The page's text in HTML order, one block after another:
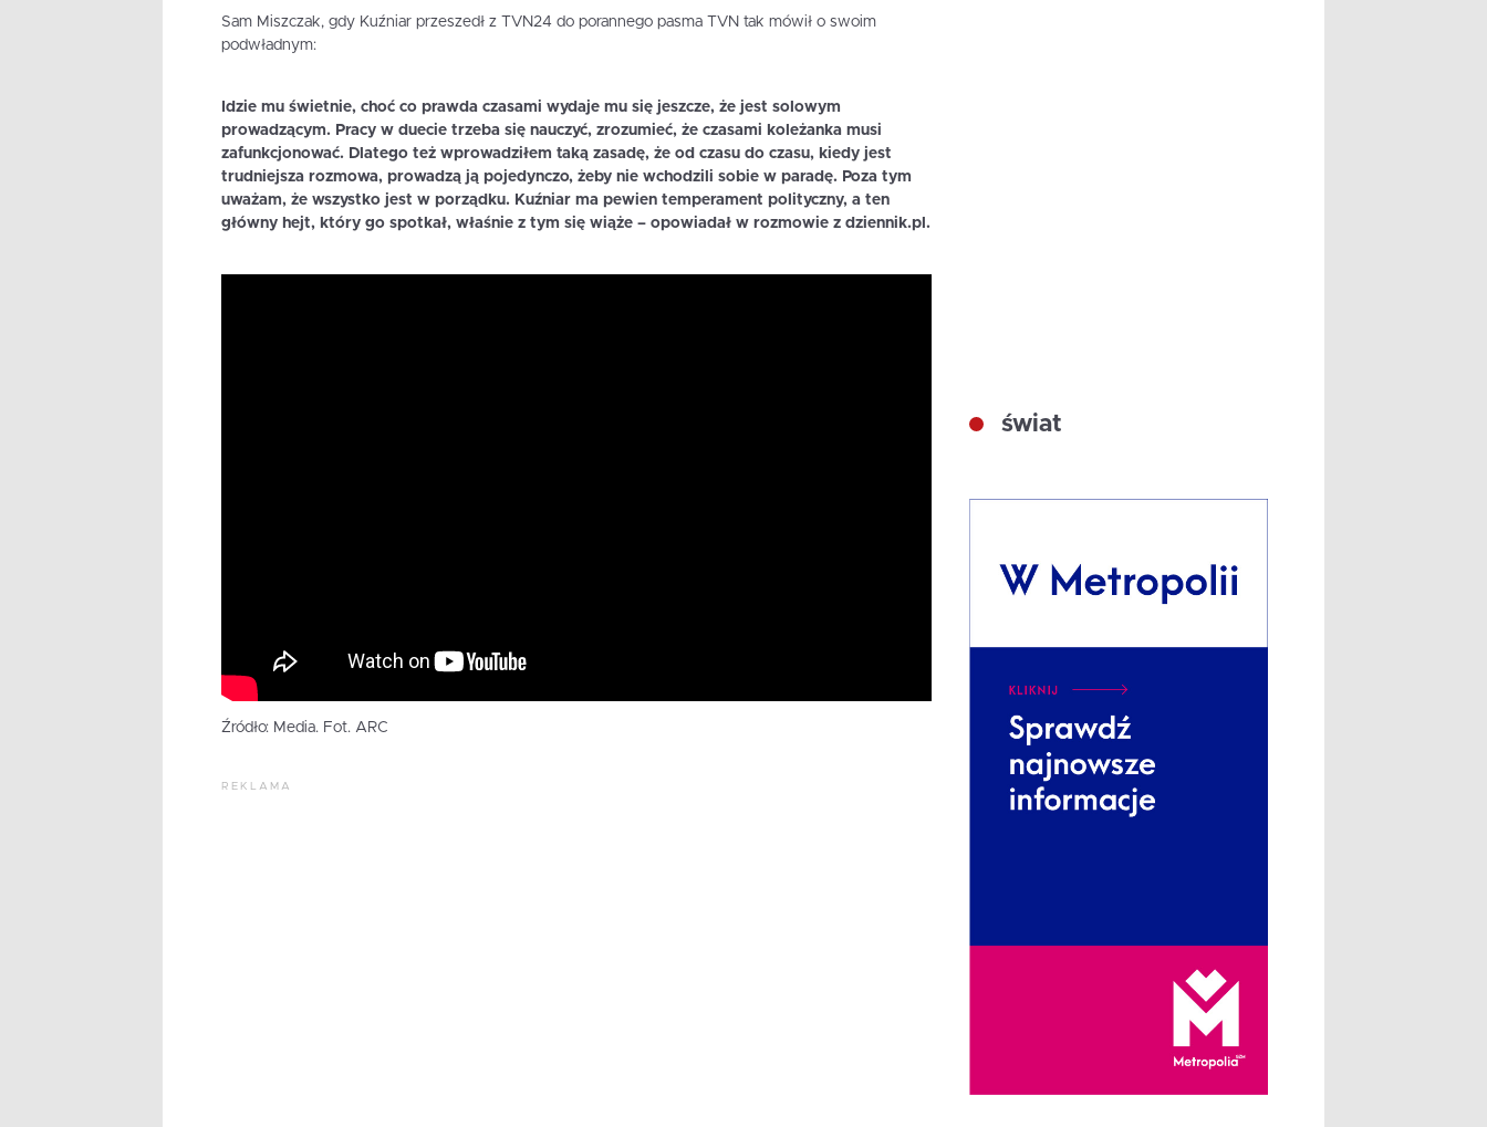
Sam Miszczak, gdy Kuźniar przeszedł z TVN24 do porannego pasma TVN tak mówił o swoim
podwładnym:
Idzie mu świetnie, choć co prawda czasami wydaje mu się jeszcze, że jest solowym
prowadzącym. Pracy w duecie trzeba się nauczyć, zrozumieć, że czasami koleżanka musi
zafunkcjonować. Dlatego też wprowadziłem taką zasadę, że od czasu do czasu, kiedy jest
trudniejsza rozmowa, prowadzą ją pojedynczo, żeby nie wchodzili sobie w paradę. Poza tym
uważam, że wszystko jest w porządku. Kuźniar ma pewien temperament polityczny, a ten
główny hejt, który go spotkał, właśnie z tym się wiąże – opowiadał w rozmowie z dziennik.pl.
Źródło: Media. Fot. ARC
REKLAMA
świat